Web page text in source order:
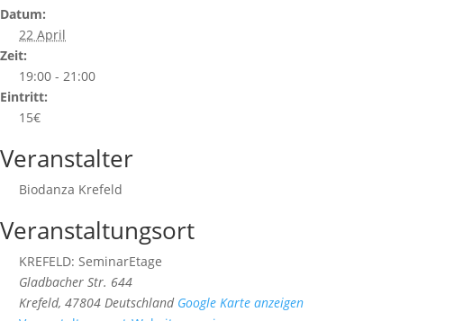
Datum:
22 April
Zeit:
19:00 - 21:00
Eintritt:
15€
Veranstalter
Biodanza Krefeld
Veranstaltungsort
KREFELD: SeminarEtage
Gladbacher Str. 644
Krefeld, 47804 Deutschland Google Karte anzeigen